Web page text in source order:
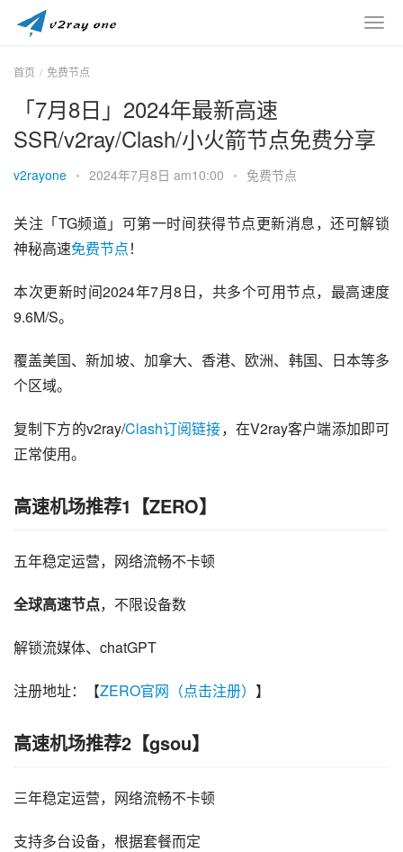
首页 免费节点
「7月8日」2024年最新高速
SSR/v2ray/Clash/小火箭节点免费分享
v2rayone • 2024年7月8日 am10:00 • 免费节点
关注「TG频道」可第一时间获得节点更新消息，还可解锁
神秘高速免费节点！
本次更新时间2024年7月8日，共多个可用节点，最高速度
9.6M/S。
覆盖美国、新加坡、加拿大、香港、欧洲、韩国、日本等多
个区域。
复制下方的v2ray/Clash订阅链接，在V2ray客户端添加即可
正常使用。
高速机场推荐1【ZERO】
五年稳定运营，网络流畅不卡顿
全球高速节点，不限设备数
解锁流媒体、chatGPT
注册地址：【ZERO官网（点击注册） 】
高速机场推荐2【gsou】
三年稳定运营，网络流畅不卡顿
支持多台设备，根据套餐而定